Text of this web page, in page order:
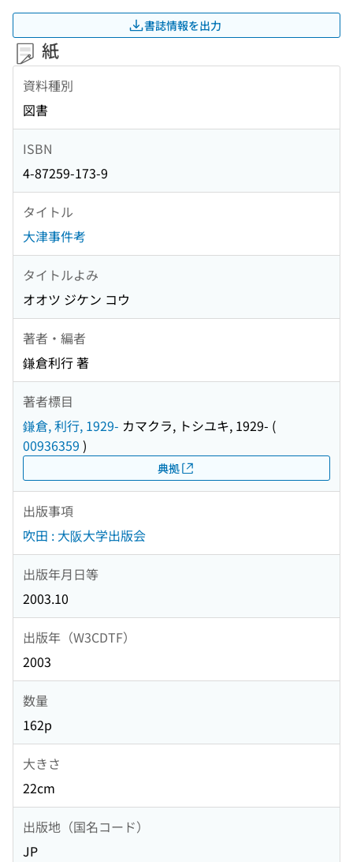
書誌情報を出力
紙
資料種別
図書
ISBN
4-87259-173-9
タイトル
大津事件考
タイトルよみ
オオツ ジケン コウ
著者・編者
鎌倉利行 著
著者標目
鎌倉, 利行, 1929- カマクラ, トシユキ, 1929- (
00936359 )
典拠
出版事項
吹田 : 大阪大学出版会
出版年月日等
2003.10
出版年（W3CDTF）
2003
数量
162p
大きさ
22cm
出版地（国名コード）
JP